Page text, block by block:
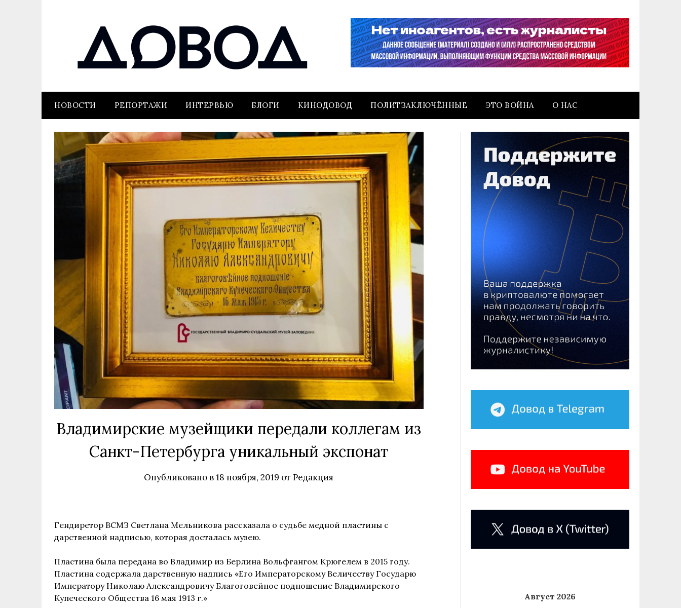
НОВОСТИ РЕПОРТАЖИ ИНТЕРВЬЮ БЛОГИ КИНОДОВОД ПОЛИТЗАКЛЮЧЁННЫЕ ЭТО ВОЙНА О НАС
Владимирские музейщики передали коллегам из
Санкт-Петербурга уникальный экспонат
Опубликовано в18 ноября, 2019 отРедакция
Гендиретор ВСМЗ Светлана Мельникова рассказала о судьбе медной пластины с
дарственной надписью, которая досталась музею.
Пластина была передана во Владимир из Берлина Вольфгангом Крюгелем в 2015 году.
Пластина содержала дарственную надпись «Его Императорскому Величеству Государю
Императору Николаю Александровичу Благоговейное подношение Владимирского
Купеческого Общества 16 мая 1913 г.»
Август 2026